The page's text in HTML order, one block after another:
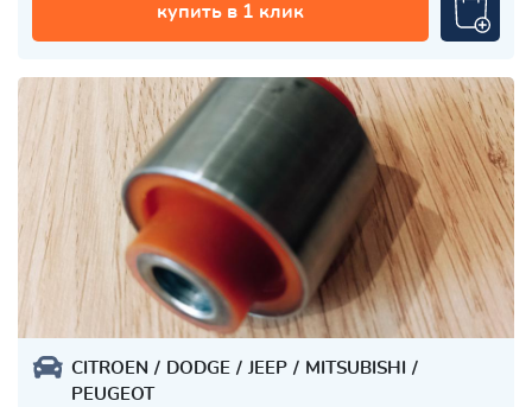
купить в 1 клик
CITROEN DODGE JEEP
MITSUBISHI
PEUGEOT